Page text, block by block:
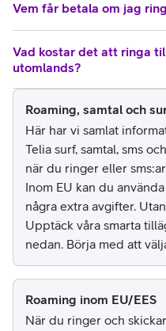
Vem får betala om jag
Vad kostar det att ringa
utomlands?
Roaming, samtal och
Här har vi samlat
Telia surf, samtal, sms
när du ringer eller
Inom EU kan du
några extra avgifter.
Upptäck våra smarta
nedan. Börja med att
Roaming inom EU/EES
När du ringer och